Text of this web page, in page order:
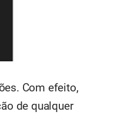
Com efeito,
de qualquer